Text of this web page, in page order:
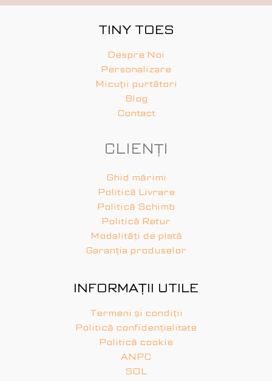
TINY TOES
Despre Noi
Personalizare
Micuții purtători
Blog
Contact
CLIENȚI
Ghid mărimi
Politică Livrare
Politică Schimb
Politică Retur
Modalități de plată
Garanția produselor
INFORMAȚII UTILE
Termeni și condiții
Politică confidențialitate
Politică cookie
ANPC
SOL